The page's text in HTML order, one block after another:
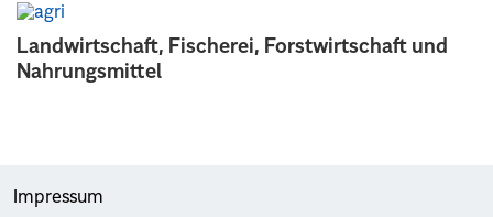
Landwirtschaft, Fischerei, Forstwirtschaft und
Nahrungsmittel
Impressum